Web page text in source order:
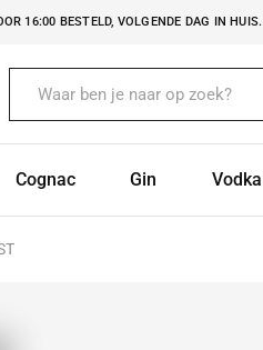
16:00 BESTELD, VOLGENDE DAG IN HUIS.
Cognac Gin Vodka